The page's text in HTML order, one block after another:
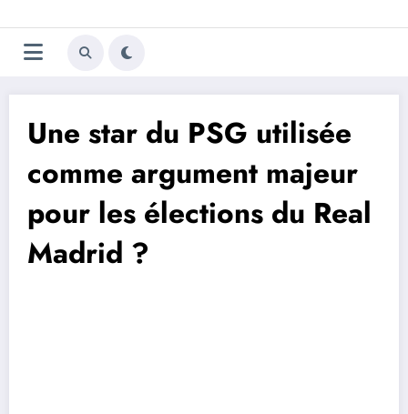
au
contenu
Trivela
L'actualité du football
Une star du PSG utilisée
comme argument majeur
pour les élections du Real
Madrid ?